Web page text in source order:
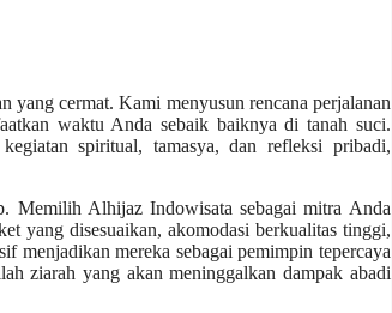
yang cermat. Kami menyusun rencana perjalanan
waktu Anda sebaik baiknya di tanah suci.
spiritual, tamasya, dan refleksi pribadi,
Memilih Alhijaz Indowisata sebagai mitra Anda
yang disesuaikan, akomodasi berkualitas tinggi,
menjadikan mereka sebagai pemimpin tepercaya
ziarah yang akan meninggalkan dampak abadi